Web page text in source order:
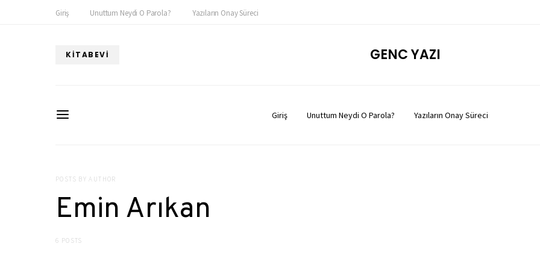
Giriş Unuttum Neydi O Parola? Yazıların Onay Süreci
KITABEVI GENC YAZI
Giriş Unuttum Neydi O Parola? Yazıların Onay Süreci
POSTS BY AUTHOR
Emin Arıkan
6 POSTS